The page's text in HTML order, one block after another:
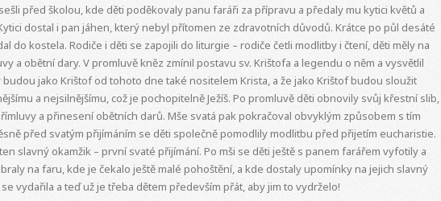
před školou, kde děti poděkovaly panu faráři za přípravu a předaly mu kytici květů a
dostal i pan jáhen, který nebyl přítomen ze zdravotních důvodů. Krátce po půl desáté
do kostela. Rodiče i děti se zapojili do liturgie – rodiče četli modlitby i čtení, děti měly na
a obětní dary. V promluvě kněz zmínil postavu sv. Krištofa a legendu o něm a vysvětlil
budou jako Krištof od tohoto dne také nositelem Krista, a že jako Krištof budou sloužit
a nejsilnějšímu, což je pochopitelně Ježíš. Po promluvě děti obnovily svůj křestní slib,
a přinesení obětních darů. Mše svatá pak pokračoval obvyklým způsobem s tím
před svatým přijímáním se děti společně pomodlily modlitbu před přijetím eucharistie.
slavný okamžik – první svaté přijímání. Po mši se děti ještě s panem farářem vyfotily a
na faru, kde je čekalo ještě malé pohoštění, a kde dostaly upomínky na jejich slavný
vydařila a teď už je třeba dětem především přát, aby jim to vydrželo!